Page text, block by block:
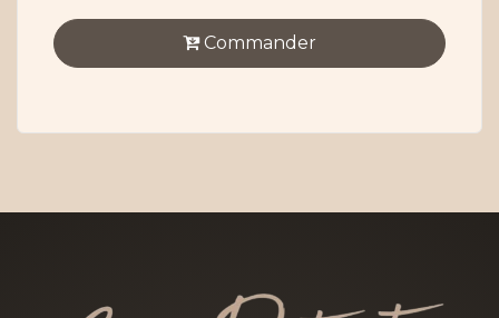
Commander